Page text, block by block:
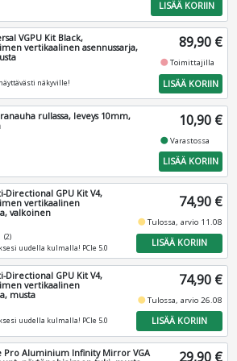
LISÄÄ KORIIN
VGPU Kit Black,
vertikaalinen asennussarja,
näkyville!
89,90 €
fiber_manual_recordToimittajilla
LISÄÄ KORIIN
rullassa, leveys 10mm,
10,90 €
fiber_manual_recordVarastossa
LISÄÄ KORIIN
Directional GPU Kit V4,
vertikaalinen
valkoinen
(2)
uudella kulmalla! PCIe 5.0
74,90 €
fiber_manual_recordTulossa, arvio 11.08
LISÄÄ KORIIN
Directional GPU Kit V4,
vertikaalinen
musta
uudella kulmalla! PCIe 5.0
74,90 €
fiber_manual_recordTulossa, arvio 26.08
LISÄÄ KORIIN
Pro Aluminium Infinity Mirror VGA
29,90 €